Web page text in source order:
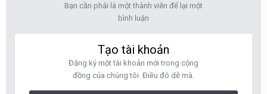
Bạn cần phải là một thành viên để lại một
bình luận
Tạo tài khoản
Đăng ký một tài khoản mới trong cộng
đồng của chúng tôi. Điều đó dễ mà.